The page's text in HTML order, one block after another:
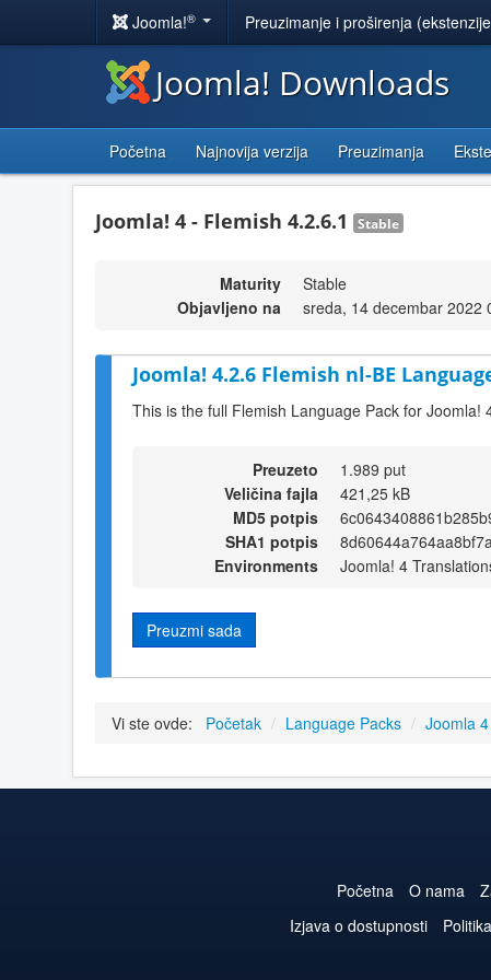
Joomla!® Preuzimanje i proširenja
Joomla! Downloads
Početna Najnovija verzija Preuzimanja
Joomla! 4 - Flemish 4.2.6.1 Stable
Maturity
Stable
Objavljeno na
sreda, 14 decembar 2022
Joomla! 4.2.6 Flemish nl-BE
This is the full Flemish Language Pack for Joomla!
Preuzeto
1.989 put
Veličina fajla
421,25 kB
MD5 potpis
SHA1 potpis
Environments
Joomla! 4
Preuzmi sada
Vi ste ovde: Početak / Language Packs / Joomla
Početna O nama
Izjava o dostupnosti